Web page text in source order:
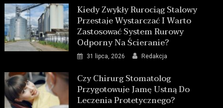
Kiedy Zwykły Rurociąg Stalowy
Przestaje Wystarczać I Warto
Zastosować System Rurowy
Odporny Na Ścieranie?
31 lipca, 2026 Redakcja
Czy Chirurg Stomatolog
Przygotowuje Jamę Ustną Do
Leczenia Protetycznego?